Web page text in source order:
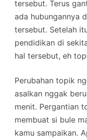
tersebut. Terus
ada hubungannya
tersebut. Setelah
pendidikan di
hal tersebut, eh
Perubahan topik
asalkan nggak
menit. Pergantian
membuat si bule
kamu sampaikan.